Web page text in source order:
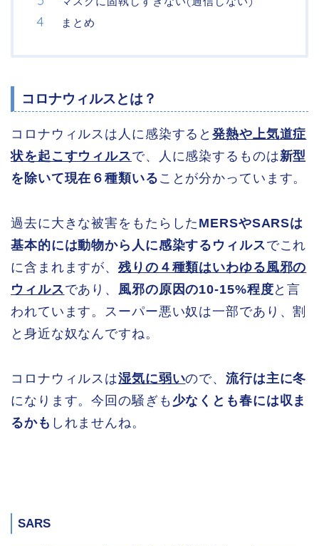
まとめ
コロナウィルスとは？
コロナウィルスは人に感染すると発熱や上気道症
状を起こすウィルスで、人に感染するものは新型
を除いて現在６種類いる ことが分かっています。
過去に大きな被害をもたらした MERSやSARSは
基本的には動物から人に感染するウィルスでこれ
に含まれますが、残りの４種類はいわゆる風邪の
ウィルスであり、 風邪の原因の10-15%程度と言
われています。スーパー悪い奴は一部であり、割
と身近な奴なんですね。
コロナウィルスは湿気に弱いので、流行は主に冬
になります。今回の騒ぎも 少なくとも春には収ま
るかも しれませんね。
SARS